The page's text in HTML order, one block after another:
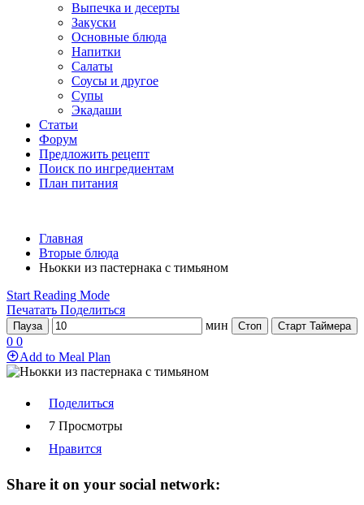
Выпечка и десерты
Закуски
Основные блюда
Напитки
Салаты
Соусы и другое
Супы
Экадаши
Статьи
Форум
Предложить рецепт
Поиск по ингредиентам
План питания
Главная
Вторые блюда
Ньокки из пастернака с тимьяном
Start Reading Mode
Печатать Поделиться
Пауза мин Стоп Старт Таймера
0 0
Add to Meal Plan
Поделиться
7 Просмотры
Нравится
Share it on your social network: